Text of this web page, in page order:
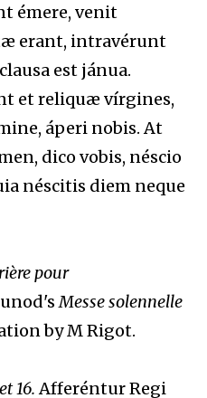
émere, venit
erant, intravérunt
est jánua.
et reliquæ vírgines,
áperi nobis. At
dico vobis, néscio
néscitis diem neque
pour
Messe solennelle
by M Rigot.
16. Afferéntur Regi